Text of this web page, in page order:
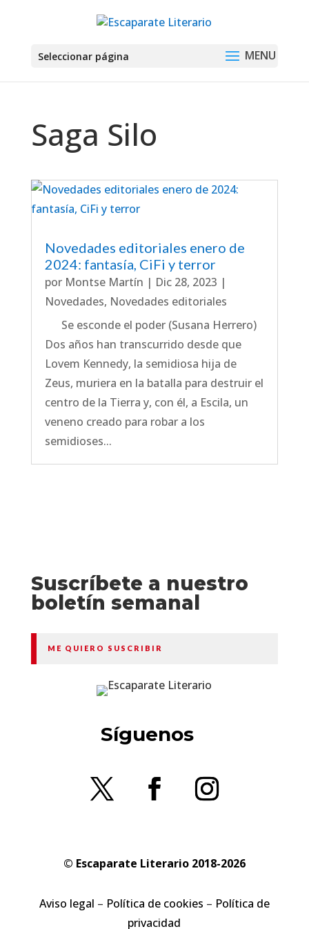
Seleccionar página
Saga Silo
Novedades editoriales enero de
2024: fantasía, CiFi y terror
por Montse Martín | Dic 28, 2023 |
Novedades, Novedades editoriales
Se esconde el poder (Susana Herrero)
Dos años han transcurrido desde que
Lovem Kennedy, la semidiosa hija de
Zeus, muriera en la batalla para destruir el
centro de la Tierra y, con él, a Escila, un
veneno creado para robar a los
semidioses...
Suscríbete a nuestro
boletín semanal
ME QUIERO SUSCRIBIR
Síguenos
© Escaparate Literario 2018-2026
Aviso legal – Política de cookies – Política de
privacidad